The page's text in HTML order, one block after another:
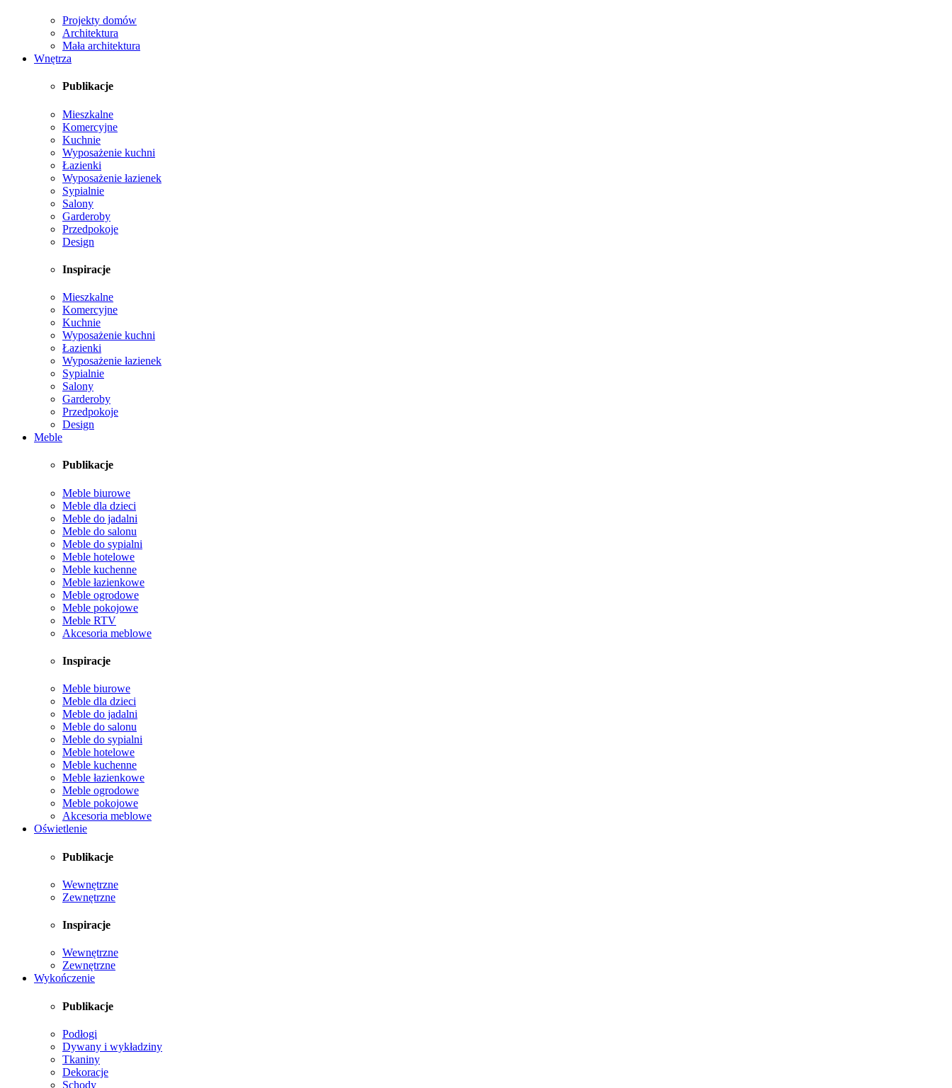
Projekty domów
Architektura
Mała architektura
Wnętrza
Publikacje
Mieszkalne
Komercyjne
Kuchnie
Wyposażenie kuchni
Łazienki
Wyposażenie łazienek
Sypialnie
Salony
Garderoby
Przedpokoje
Design
Inspiracje
Mieszkalne
Komercyjne
Kuchnie
Wyposażenie kuchni
Łazienki
Wyposażenie łazienek
Sypialnie
Salony
Garderoby
Przedpokoje
Design
Meble
Publikacje
Meble biurowe
Meble dla dzieci
Meble do jadalni
Meble do salonu
Meble do sypialni
Meble hotelowe
Meble kuchenne
Meble łazienkowe
Meble ogrodowe
Meble pokojowe
Meble RTV
Akcesoria meblowe
Inspiracje
Meble biurowe
Meble dla dzieci
Meble do jadalni
Meble do salonu
Meble do sypialni
Meble hotelowe
Meble kuchenne
Meble łazienkowe
Meble ogrodowe
Meble pokojowe
Akcesoria meblowe
Oświetlenie
Publikacje
Wewnętrzne
Zewnętrzne
Inspiracje
Wewnętrzne
Zewnętrzne
Wykończenie
Publikacje
Podłogi
Dywany i wykładziny
Tkaniny
Dekoracje
Schody